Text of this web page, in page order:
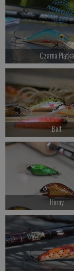
Kup teraz >
Czarna Piątka
od 72.00 PLN
Kup teraz >
Bolt
od 47.00 PLN
Kup teraz >
Horny
od 52.00 PLN
Kup teraz >